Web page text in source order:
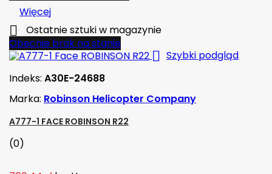
Więcej

Ostatnie sztuki w magazynie
Obecnie brak na stanie
 Szybki podgląd
Indeks: A30E-24688
Marka: Robinson Helicopter Company
A777-1 FACE ROBINSON R22
(0)